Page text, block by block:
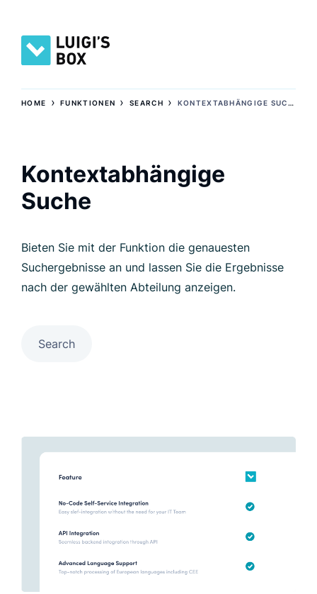
HOME ›FUNKTIONEN ›SEARCH › KONTEXTABHÄNGIGE SUCHE
Kontextabhängige
Suche
Bieten Sie mit der Funktion die genauesten
Suchergebnisse an und lassen Sie die Ergebnisse
nach der gewählten Abteilung anzeigen.
Search